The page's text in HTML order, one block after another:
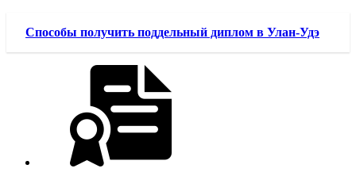
Способы получить поддельный диплом в Улан-Удэ